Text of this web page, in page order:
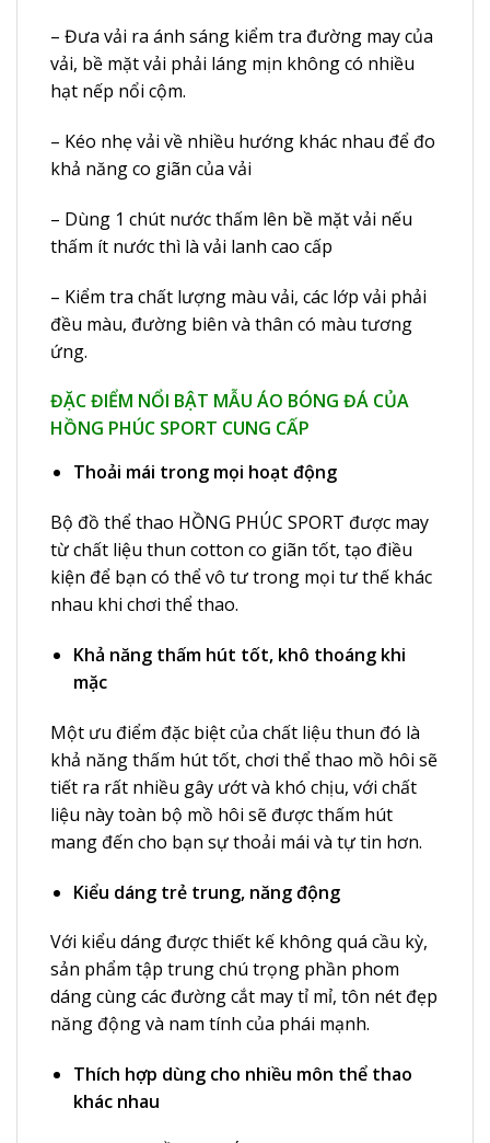
– Đưa vải ra ánh sáng kiểm tra đường may của
vải, bề mặt vải phải láng mịn không có nhiều
hạt nếp nổi cộm.
– Kéo nhẹ vải về nhiều hướng khác nhau để đo
khả năng co giãn của vải
– Dùng 1 chút nước thấm lên bề mặt vải nếu
thấm ít nước thì là vải lanh cao cấp
– Kiểm tra chất lượng màu vải, các lớp vải phải
đều màu, đường biên và thân có màu tương
ứng.
ĐẶC ĐIỂM NỔI BẬT MẪU ÁO BÓNG ĐÁ CỦA
HỒNG PHÚC SPORT CUNG CẤP
Thoải mái trong mọi hoạt động
Bộ đồ thể thao HỒNG PHÚC SPORT được may
từ chất liệu thun cotton co giãn tốt, tạo điều
kiện để bạn có thể vô tư trong mọi tư thế khác
nhau khi chơi thể thao.
Khả năng thấm hút tốt, khô thoáng khi
mặc
Một ưu điểm đặc biệt của chất liệu thun đó là
khả năng thấm hút tốt, chơi thể thao mồ hôi sẽ
tiết ra rất nhiều gây ướt và khó chịu, với chất
liệu này toàn bộ mồ hôi sẽ được thấm hút
mang đến cho bạn sự thoải mái và tự tin hơn.
Kiểu dáng trẻ trung, năng động
Với kiểu dáng được thiết kế không quá cầu kỳ,
sản phẩm tập trung chú trọng phần phom
dáng cùng các đường cắt may tỉ mỉ, tôn nét đẹp
năng động và nam tính của phái mạnh.
Thích hợp dùng cho nhiều môn thể thao
khác nhau